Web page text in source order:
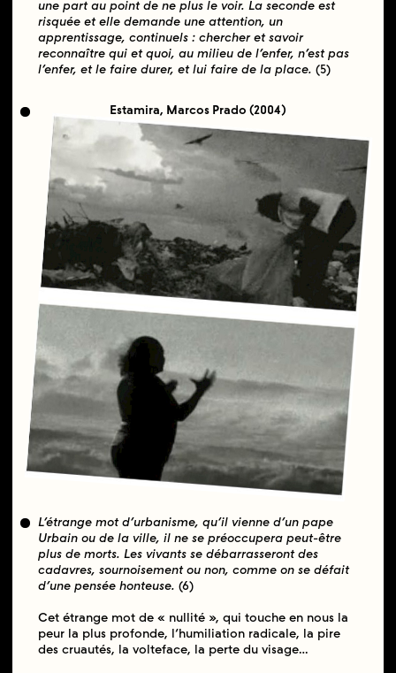
une part au point de ne plus le voir. La seconde est
risquée et elle demande une attention, un
apprentissage, continuels : chercher et savoir
reconnaître qui et quoi, au milieu de l’enfer, n’est pas
l’enfer, et le faire durer, et lui faire de la place. (5)
Estamira, Marcos Prado (2004)
L’étrange mot d’urbanisme, qu’il vienne d’un pape
Urbain ou de la ville, il ne se préoccupera peut-être
plus de morts. Les vivants se débarrasseront des
cadavres, sournoisement ou non, comme on se défait
d’une pensée honteuse. (6)
Cet étrange mot de « nullité », qui touche en nous la
peur la plus profonde, l’humiliation radicale, la pire
des cruautés, la volteface, la perte du visage…